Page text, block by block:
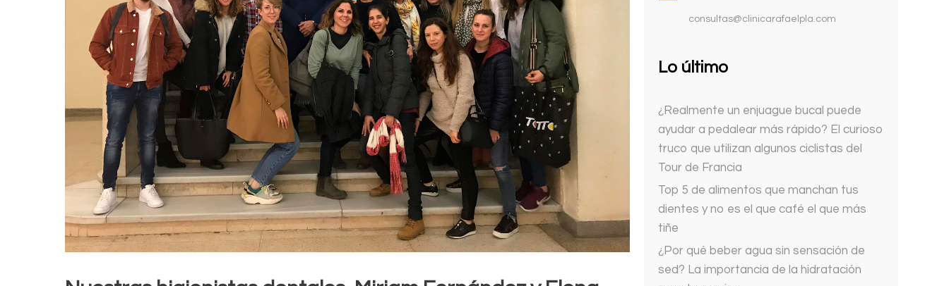
consultas@clinicarafaelpla.com
Lo último
¿Realmente un enjuague bucal puede
ayudar a pedalear más rápido? El curioso
truco que utilizan algunos ciclistas del
Tour de Francia
Top 5 de alimentos que manchan tus
dientes y no es el que café el que más
tiñe
¿Por qué beber agua sin sensación de
sed? La importancia de la hidratación